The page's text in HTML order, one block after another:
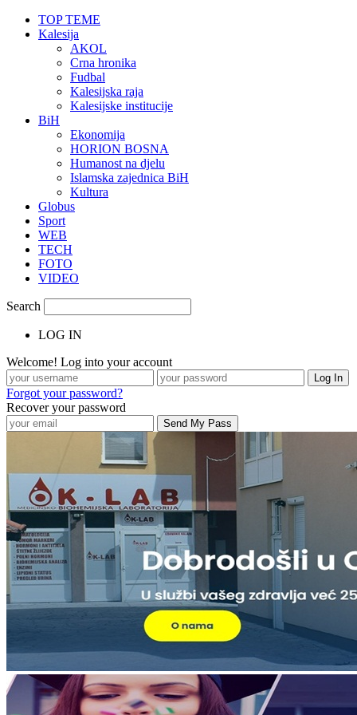
TOP TEME
Kalesija
AKOL
Crna hronika
Fudbal
Kalesijska raja
Kalesijske institucije
BiH
Ekonomija
HORION BOSNA
Humanost na djelu
Islamska zajednica BiH
Kultura
Globus
Sport
WEB
TECH
FOTO
VIDEO
Search
LOG IN
Welcome! Log into your account
Forgot your password?
Recover your password